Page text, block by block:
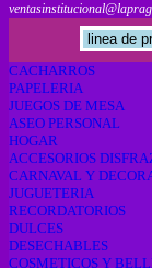
CACHARROS
PAPELERIA
JUEGOS DE MESA
ASEO PERSONAL
HOGAR
ACCESORIOS
CARNAVAL Y
JUGUETERIA
RECORDATORIOS
DULCES
DESECHABLES
COSMETICOS Y